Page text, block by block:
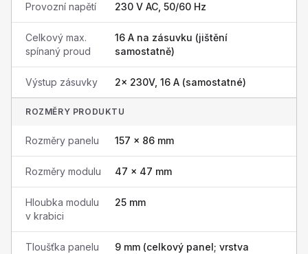
Provozní napětí 230 V AC, 50/60 Hz
Celkový max.
spínaný proud
16 A na zásuvku (jištění
samostatně)
Výstup zásuvky 2× 230V, 16 A (samostatné)
ROZMĚRY PRODUKTU
Rozměry panelu 157 × 86 mm
Rozměry modulu 47 × 47 mm
Hloubka modulu
v krabici
25 mm
Tloušťka panelu
9 mm (celkový panel; vrstva